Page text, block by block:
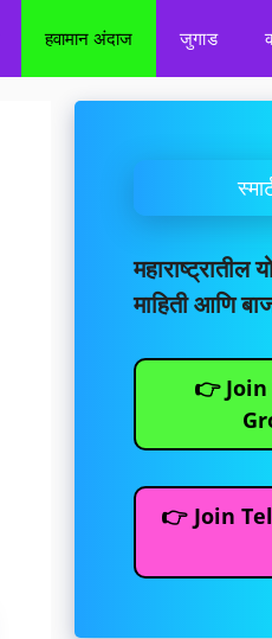
हवामान अंदाज जुगाड
महाराष्ट्रातील
माहिती आणि
👉
👉 Join